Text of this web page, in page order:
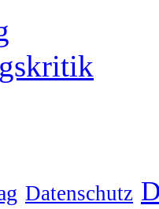
Datenschutz